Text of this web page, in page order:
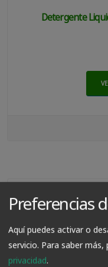
Detergente
Preferencias
Aquí puedes activar o
servicio. Para saber
privacidad.